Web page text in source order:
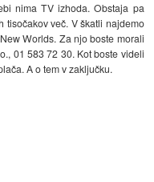
nima TV izhoda. Obstaja pa
tisočakov več. V škatli najdemo
Worlds. Za njo boste morali
01 583 72 30. Kot boste videli
A o tem v zaključku.